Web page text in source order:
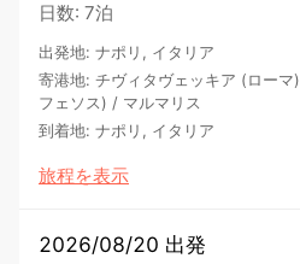
日数: 7泊
出発地: ナポリ, イタリア
寄港地: チヴィタヴェッキア (ローマ)
フェソス) / マルマリス
到着地: ナポリ, イタリア
旅程を表示
2026/08/20 出発